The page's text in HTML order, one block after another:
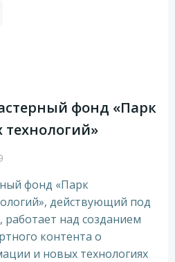
фонд «Парк
фонд «Парк
действующий под
над созданием
контента о
и новых технологиях